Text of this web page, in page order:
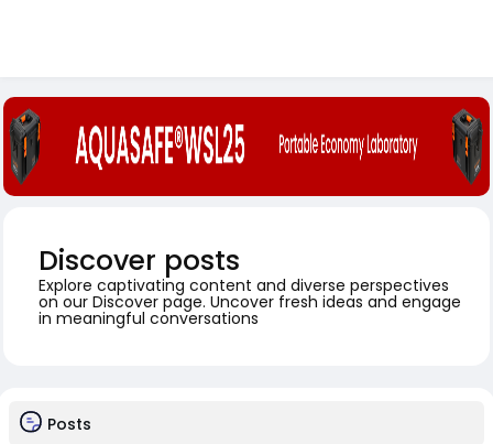
Discover posts
Explore captivating content and diverse perspectives
on our Discover page. Uncover fresh ideas and engage
in meaningful conversations
Posts